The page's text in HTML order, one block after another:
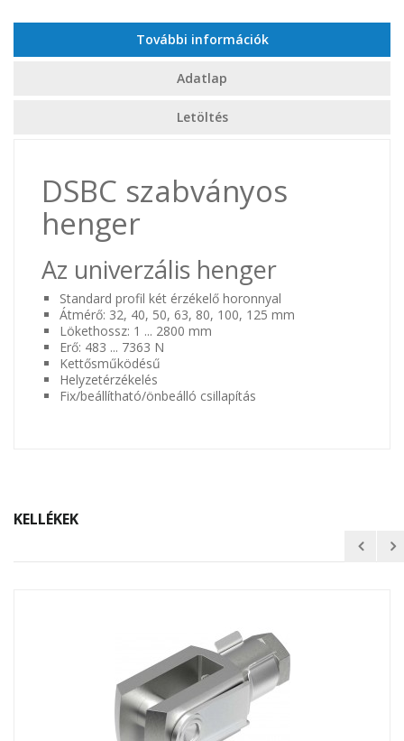
További információk
Adatlap
Letöltés
DSBC szabványos
henger
Az univerzális henger
Standard profil két érzékelő horonnyal
Átmérő: 32, 40, 50, 63, 80, 100, 125 mm
Lökethossz: 1 ... 2800 mm
Erő: 483 ... 7363 N
Kettősműködésű
Helyzetérzékelés
Fix/beállítható/önbeálló csillapítás
KELLÉKEK